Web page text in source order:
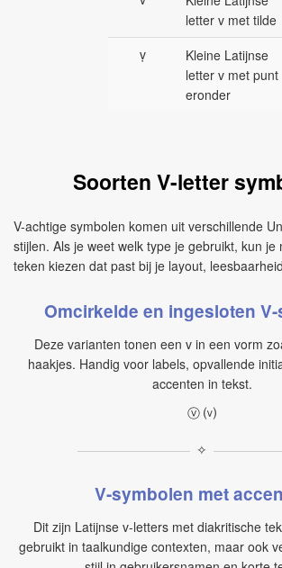
letter v met tilde
ṿ
Kleine Latijnse
letter v met punt
eronder
Soorten V-letter
V-achtige symbolen komen uit verschillende
stijlen. Als je weet welk type je gebruikt, kun je
teken kiezen dat past bij je layout,
Omcirkelde en ingesloten
Deze varianten tonen een v in een vorm
haakjes. Handig voor labels, opvallende
accenten in tekst.
ⓥ ⒱
✧
V-symbolen met
Dit zijn Latijnse v-letters met diakritische
gebruikt in taalkundige contexten, maar ook